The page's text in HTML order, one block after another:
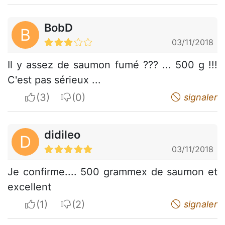
B BobD
03/11/2018
Il y assez de saumon fumé ??? ... 500 g !!!
C'est pas sérieux ...
I apreciateI do not appreciate signaler
D didileo
03/11/2018
Je confirme.... 500 grammex de saumon et
excellent
I apreciateI do not appreciate signaler